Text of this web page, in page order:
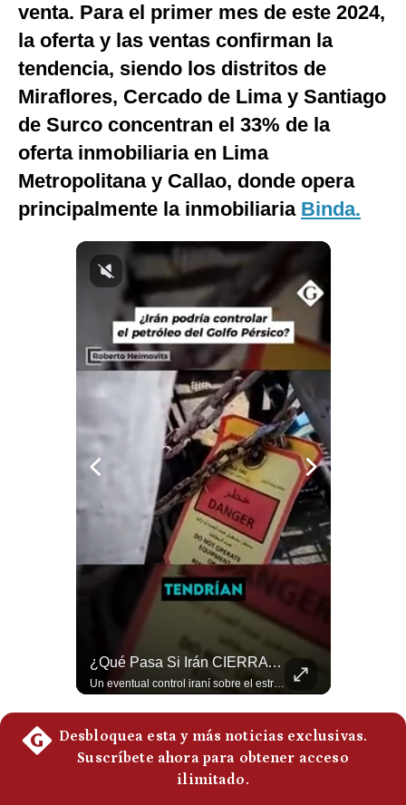
Notas Contratadas
Podcast
Gestión TV
Videos
Fotogalerías
gestion.pe
venta. Para el primer mes de este 2024,
la oferta y las ventas confirman la
tendencia, siendo los distritos de
Miraflores, Cercado de Lima y Santiago
de Surco concentran el 33% de la
oferta inmobiliaria en Lima
Metropolitana y Callao, donde opera
principalmente la inmobiliaria Binda.
¿Qué Pasa Si Irán CIERRA El Estrecho De Ormuz? | #radar24
Un eventual control iraní sobre el estrecho de Ormuz cambiaría radicalmente el equilibrio de poder, así lo explicó el analista Roberto Heimovits. Además, explicó que países como Arabia Saudita, Qatar, Emiratos Árabes Unidos, Irak y Kuwait dependen de esa ruta para exportar petróleo, gas y fertilizantes. #Geopolitica #Irán #EstrechoDeOrmuz #Petroleo #NoticiasInternacionales #RobertoHeimovits #Shorts 👉 Suscríbete y activa la campana para no perderte nuestro análisis diario. 🌎 Síguenos en nuestras redes sociales: 📌 Web oficial: https://gestion.pe/mundo/ 📌 LinkedIn: http://bit.ly/3HYIET0 📌 X (Twitter): http://bit.ly/4noZtX9 📌 TikTok: http://bit.ly/4evB6TO